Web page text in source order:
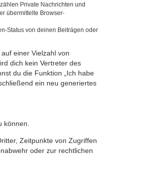
Private Nachrichten und
übermittelte Browser-
Status von deinen Beiträgen oder
einer Vielzahl von
dich kein Vertreter des
du die Funktion „Ich habe
ein neu generiertes
Zeitpunkte von Zugriffen
oder zur rechtlichen